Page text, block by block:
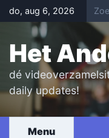
Skip
to
content
do, aug 6, 2026
Het
dé
daily updates!
Menu